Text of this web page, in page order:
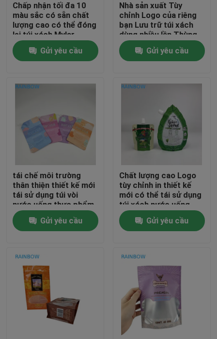
Nhà
Sản phẩm
Về chúng tôi
Liên hệ với chúng tôi
Tin tức
Các vụ án
Bao bì nhựa
Bao bì túi snack
Chấp nhận tối đa 10
màu sắc có sẵn chất
lượng cao có thể đóng
lại túi xách Mylar
Gửi yêu cầu
Nhà sản xuất Tùy
chỉnh Logo của riêng
bạn Lưu trữ túi xách
dùng nhiều lần Thùng
chứa túi kín cho nước
trái cây uống sữa
Gửi yêu cầu
tái chế môi trường
thân thiện thiết kế mới
tái sử dụng túi vòi
nước uống thực phẩm
nước trái cây sữa
thùng chứa túi kín
Gửi yêu cầu
Chất lượng cao Logo
tùy chỉnh in thiết kế
mới có thể tái sử dụng
túi xách nước uống
nước trái cây sữa chứa
sữa túi có thể đóng kín
Gửi yêu cầu